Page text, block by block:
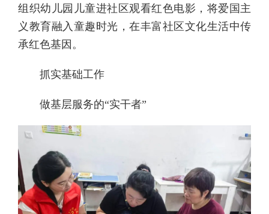
组织幼儿园儿童进社区观看红色电影，将爱国主
义教育融入童趣时光，在丰富社区文化生活中传
承红色基因。
抓实基础工作
做基层服务的“实干者”